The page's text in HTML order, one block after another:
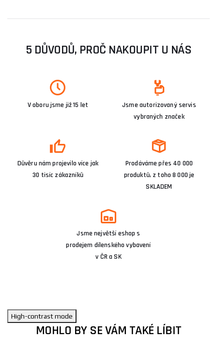
5 DŮVODŮ, PROČ NAKOUPIT U NÁS
V oboru jsme již 15 let
Jsme autorizovaný servis
vybraných značek
Důvěru nám projevilo více jak
30 tisíc zákazníků
Prodáváme přes 40 000
produktů, z toho 8 000 je
SKLADEM
Jsme největší eshop s
prodejem dílenského vybavení
v ČR a SK
High-contrast mode
MOHLO BY SE VÁM TAKÉ LÍBIT